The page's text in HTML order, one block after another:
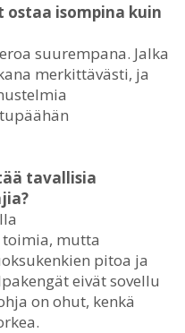
isompina kuin
suurempana. Jalka
merkittävästi, ja
tavallisia
mutta
pitoa ja
eivät sovellu
on ohut, kenkä